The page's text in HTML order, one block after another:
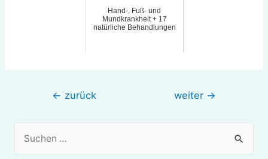
Hand-, Fuß- und
Mundkrankheit + 17
natürliche Behandlungen
Beitragsnavigation
← zurück weiter →